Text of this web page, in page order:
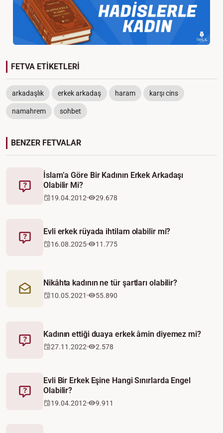
FETVA ETİKETLERİ
arkadaşlık erkek arkadaş haram karşı cins
namahrem sohbet
BENZER FETVALAR
Fetva
İslam’a Göre Bir Kadının Erkek Arkadaşı
Olabilir Mi?
19.04.2012 29.678
Fetva
Evli erkek rüyada ihtilam olabilir mi?
16.08.2025 11.775
Mektup
Nikâhta kadının ne tür şartları olabilir?
10.05.2021 55.890
Fetva
Kadının ettiği duaya erkek âmin diyemez mi?
27.11.2022 2.578
Fetva
Evli Bir Erkek Eşine Hangi Sınırlarda Engel
Olabilir?
19.04.2012 9.911